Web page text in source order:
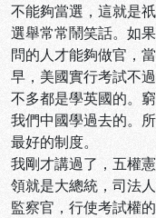
不能夠當選，這就是
選舉常常鬧笑話。如
問的人才能夠做官，
早，美國實行考試不
不多都是學英國的。
我們中國學過去的。
最好的制度。
我剛才講過了，五權
領就是大總統，司法
監察官，行使考試權